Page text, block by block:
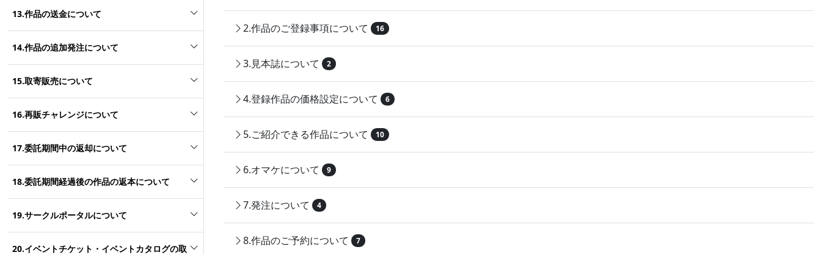
13.作品の送金について
14.作品の追加発注について
15.取寄販売について
16.再販チャレンジについて
17.委託期間中の返却について
18.委託期間経過後の作品の返本について
19.サークルポータルについて
20.イベントチケット・イベントカタログの取
2.作品のご登録事項について 16
3.見本誌について 2
4.登録作品の価格設定について 6
5.ご紹介できる作品について 10
6.オマケについて 9
7.発注について 4
8.作品のご予約について 7